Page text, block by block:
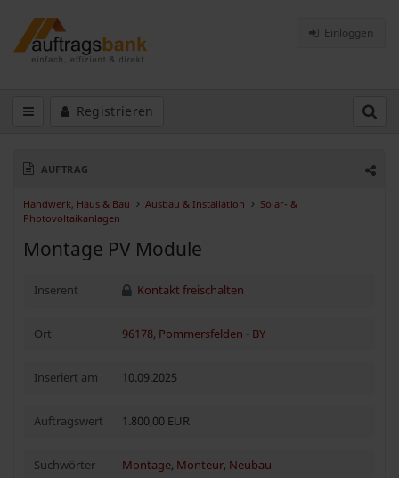
Einloggen
Registrieren
AUFTRAG
Handwerk, Haus & Bau Ausbau & Installation
Solar- &
Photovoltaikanlagen
Montage PV Module
Inserent Kontakt freischalten
Ort 96178, Pommersfelden - BY
Inseriert am 10.09.2025
Auftragswert 1.800,00 EUR
Suchwörter Montage, Monteur, Neubau